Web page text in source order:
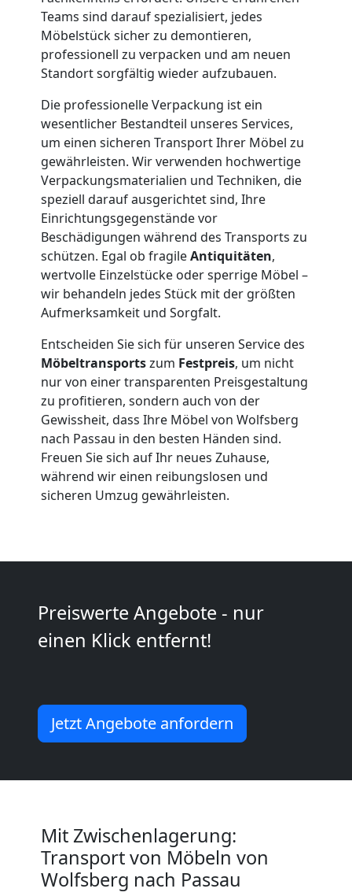
Teams sind darauf spezialisiert, jedes
Möbelstück sicher zu demontieren,
professionell zu verpacken und am neuen
Standort sorgfältig wieder aufzubauen.
Die professionelle Verpackung ist ein
wesentlicher Bestandteil unseres Services,
um einen sicheren Transport Ihrer Möbel zu
gewährleisten. Wir verwenden hochwertige
Verpackungsmaterialien und Techniken, die
speziell darauf ausgerichtet sind, Ihre
Einrichtungsgegenstände vor
Beschädigungen während des Transports zu
schützen. Egal ob fragileAntiquitäten,
wertvolle Einzelstücke oder sperrige Möbel –
wir behandeln jedes Stück mit der größten
Aufmerksamkeit und Sorgfalt.
Entscheiden Sie sich für unseren Service des
Möbeltransportszum Festpreis, um nicht
nur von einer transparenten Preisgestaltung
zu profitieren, sondern auch von der
Gewissheit, dass Ihre Möbel von Wolfsberg
nach Passau in den besten Händen sind.
Freuen Sie sich auf Ihr neues Zuhause,
während wir einen reibungslosen und
sicheren Umzug gewährleisten.
Preiswerte Angebote - nur
einen Klick entfernt!
Jetzt Angebote anfordern
Mit Zwischenlagerung:
Transport von Möbeln von
Wolfsberg nach Passau
und
Lagerung
Wolfsberg
Full-
Service-
Umzug
Wolfsberg
Qualitäts-
Umzüge
Wolfsberg
Vereinsumzug
Möbeltransport
Möbeltransport
International
Beiladung
National